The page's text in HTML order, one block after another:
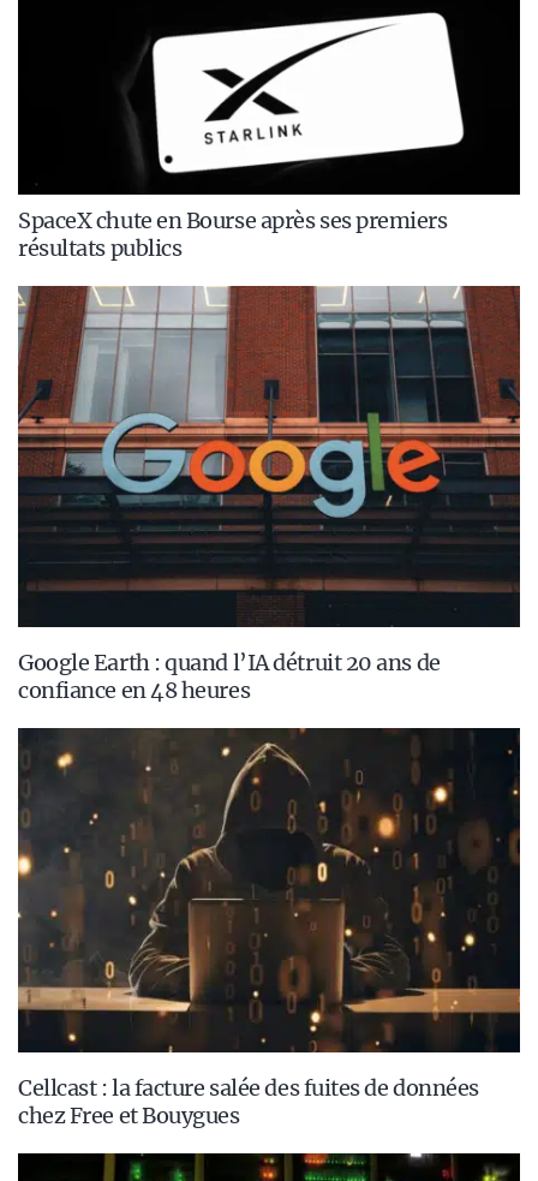
SpaceX chute en Bourse après ses premiers
résultats publics
Google Earth : quand l’IA détruit 20 ans de
confiance en 48 heures
Cellcast : la facture salée des fuites de données
chez Free et Bouygues